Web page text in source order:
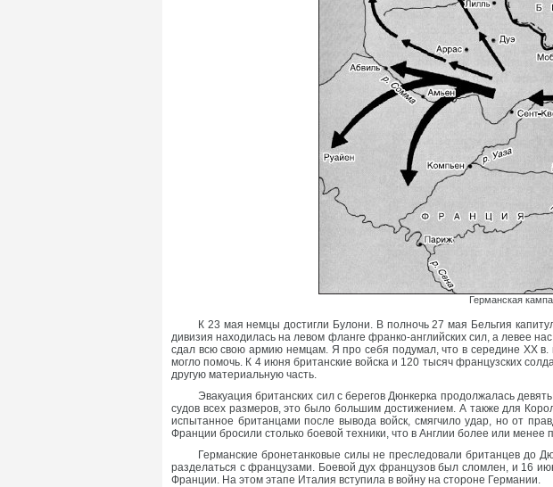
Германская
К 23 мая немцы достигли Булони. В полночь 27 мая Бельгия
дивизия находилась на левом фланге франко-английских сил, а левее
сдал всю свою армию немцам. Я про себя подумал, что в середине XX
могло помочь. К 4 июня британские войска и 120 тысяч французских
другую материальную часть.
Эвакуация британских сил с берегов Дюнкерка продолжалась
судов всех размеров, это было большим достижением. А также для
испытанное британцами после вывода войск, смягчило удар, но от
Франции бросили столько боевой техники, что в Англии более или
Германские бронетанковые силы не преследовали британцев до
разделаться с французами. Боевой дух французов был сломлен, и 16
Франции. На этом этапе Италия вступила в войну на стороне Германии.